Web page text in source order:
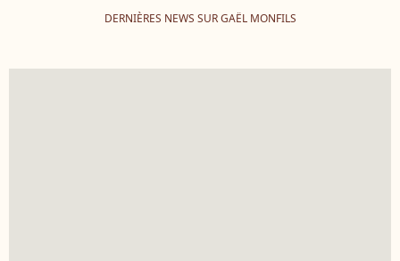
DERNIÈRES NEWS SUR GAËL MONFILS